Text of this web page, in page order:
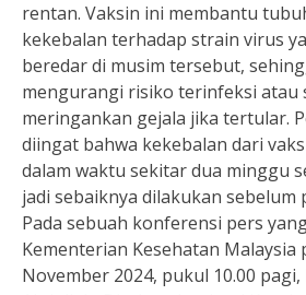
rentan. Vaksin ini membantu
kekebalan terhadap strain virus
beredar di musim tersebut,
mengurangi risiko terinfeksi atau
meringankan gejala jika tertular.
diingat bahwa kekebalan dari
dalam waktu sekitar dua minggu
jadi sebaiknya dilakukan sebelum
Pada sebuah konferensi pers
Kementerian Kesehatan Malaysia
November 2024, pukul 10.00